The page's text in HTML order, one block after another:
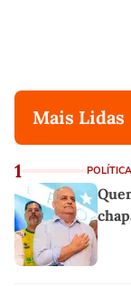
Mais Lidas
1 POLÍTICA